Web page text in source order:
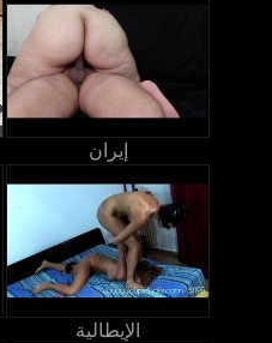
إيران
الإيطالية